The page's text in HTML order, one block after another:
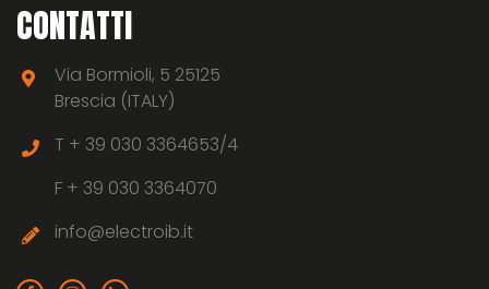
CONTATTI
Via Bormioli, 5 25125
Brescia (ITALY)
T + 39 030 3364653/4
F + 39 030 3364070
info@electroib.it